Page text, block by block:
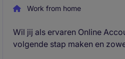
Work from home
Wil jij als ervaren Online
volgende stap maken en